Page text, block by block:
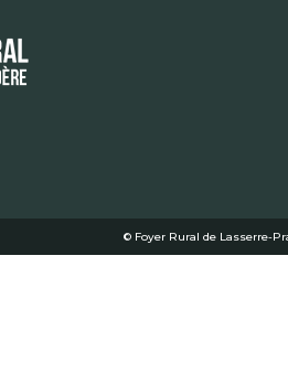
© Foyer Rural de Lasserre-